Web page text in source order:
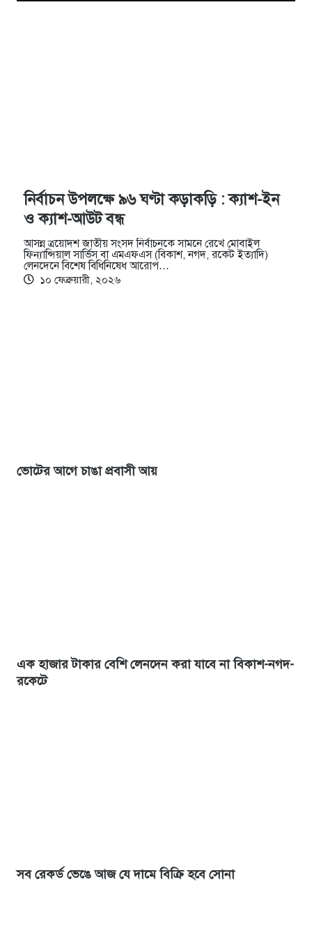
নির্বাচন উপলক্ষে ৯৬ ঘণ্টা কড়াকড়ি : ক্যাশ-ইন
ও ক্যাশ-আউট বন্ধ
আসন্ন ত্রয়োদশ জাতীয় সংসদ নির্বাচনকে সামনে রেখে মোবাইল
ফিন্যান্সিয়াল সার্ভিস বা এমএফএস (বিকাশ, নগদ, রকেট ইত্যাদি)
লেনদেনে বিশেষ বিধিনিষেধ আরোপ…
১০ ফেব্রুয়ারী, ২০২৬
ভোটের আগে চাঙা প্রবাসী আয়
এক হাজার টাকার বেশি লেনদেন করা যাবে না বিকাশ-নগদ-
রকেটে
সব রেকর্ড ভেঙে আজ যে দামে বিক্রি হবে সোনা